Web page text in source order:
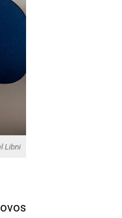
Libni